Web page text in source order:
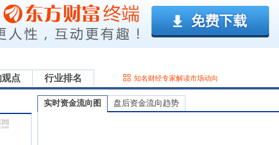
点 行业排名 知名财经专家解读市场动向
实时资金流向图 盘后资金流向趋势